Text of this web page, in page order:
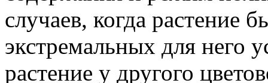
случаев, когда растение
экстремальных для него
растение у другого